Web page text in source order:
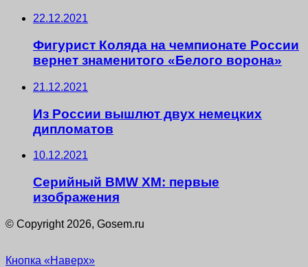
22.12.2021
Фигурист Коляда на чемпионате России
вернет знаменитого «Белого ворона»
21.12.2021
Из России вышлют двух немецких
дипломатов
10.12.2021
Серийный BMW XM: первые
изображения
© Copyright 2026, Gosem.ru
Кнопка «Наверх»